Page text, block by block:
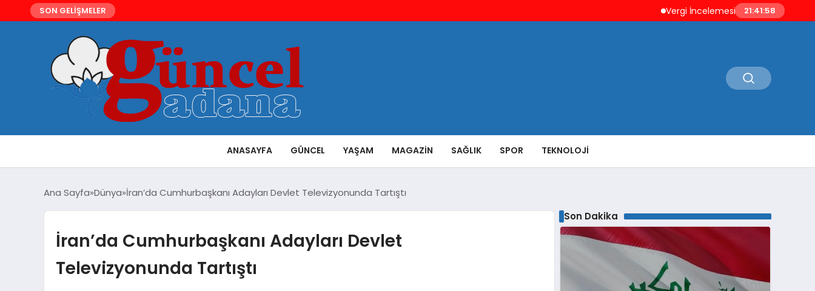
SON GELİŞMELER Vergi İncelemesi Öncesi Mükellefe
21:41:59
ANASAYFA GÜNCEL YAŞAM MAGAZIN SAĞLIK SPOR TEKNOLOJI
Ana Sayfa Dünya İran’da Cumhurbaşkanı Adayları Devlet Televizyonunda Tartıştı
İran’da Cumhurbaşkanı Adayları Devlet
Televizyonunda Tartıştı
Son Dakika